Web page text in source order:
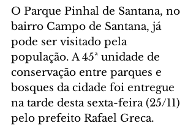
O Parque Pinhal de Santana, no
bairro Campo de Santana, já
pode ser visitado pela
população. A 45ª unidade de
conservação entre parques e
bosques da cidade foi entregue
na tarde desta sexta-feira (25/11)
pelo prefeito Rafael Greca.